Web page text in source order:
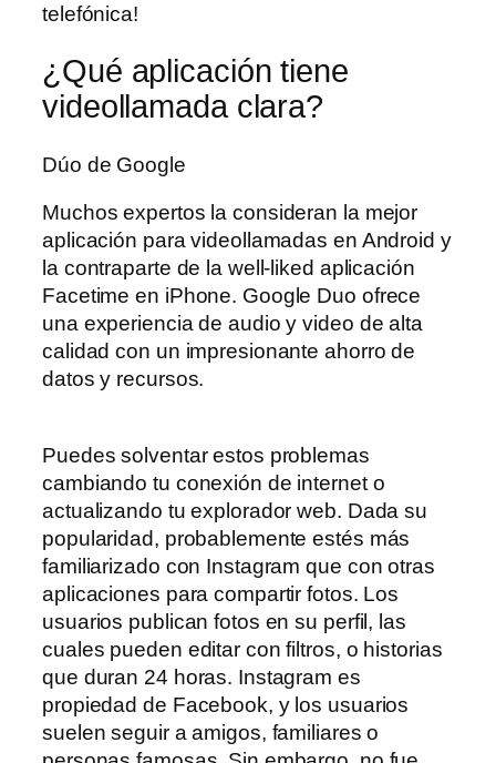
telefónica!
¿Qué aplicación tiene
videollamada clara?
Dúo de Google
Muchos expertos la consideran la mejor
aplicación para videollamadas en Android y
la contraparte de la well-liked aplicación
Facetime en iPhone. Google Duo ofrece
una experiencia de audio y video de alta
calidad con un impresionante ahorro de
datos y recursos.
Puedes solventar estos problemas
cambiando tu conexión de internet o
actualizando tu explorador web. Dada su
popularidad, probablemente estés más
familiarizado con Instagram que con otras
aplicaciones para compartir fotos. Los
usuarios publican fotos en su perfil, las
cuales pueden editar con filtros, o historias
que duran 24 horas. Instagram es
propiedad de Facebook, y los usuarios
suelen seguir a amigos, familiares o